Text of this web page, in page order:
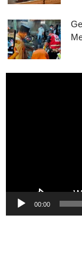
00:00